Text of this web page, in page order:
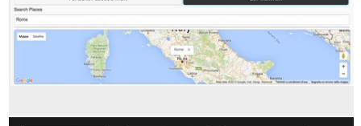
網
站
的
這